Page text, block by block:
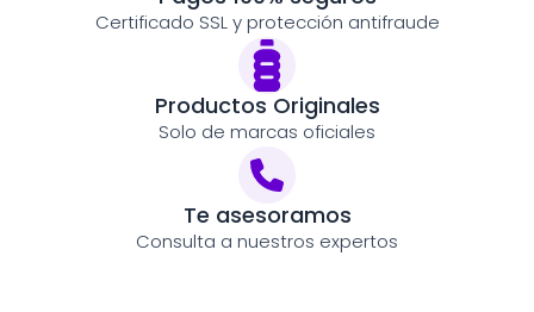
Certificado SSL y protección antifraude
Productos Originales
Solo de marcas oficiales
Te asesoramos
Consulta a nuestros expertos